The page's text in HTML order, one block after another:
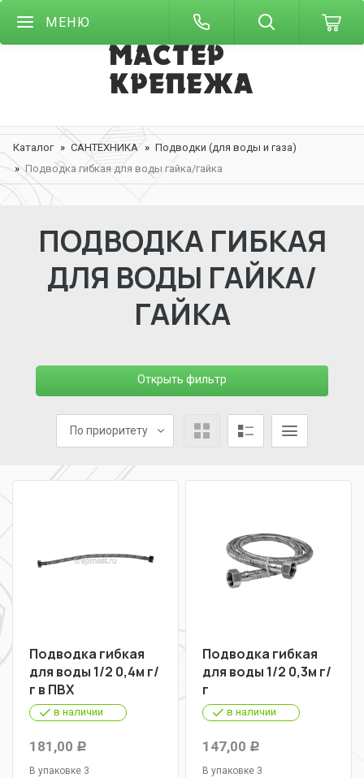
МЕНЮ
Каталог САНТЕХНИКА
Подводки (для воды и газа)
Подводка гибкая для воды гайка/гайка
ПОДВОДКА ГИБКАЯ
ДЛЯ ВОДЫ ГАЙКА/
ГАЙКА
Открыть фильтр
По приоритету
Подводка гибкая
для воды 1/2 0,4м г/
г в ПВХ
в наличии
181,00 Р
В упаковке 3
Подводка гибкая
для воды 1/2 0,3м г/
г
в наличии
147,00 Р
В упаковке 3